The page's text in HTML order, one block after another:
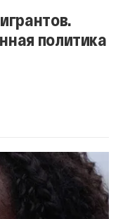
политика